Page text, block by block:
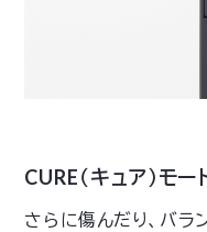
CURE（キュア）モ
さらに傷んだり、バラ